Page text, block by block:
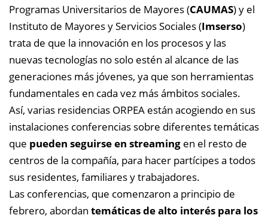
Programas Universitarios de Mayores (CAUMAS) y el
Instituto de Mayores y Servicios Sociales (Imserso)
trata de que la innovación en los procesos y las
nuevas tecnologías no solo estén al alcance de las
generaciones más jóvenes, ya que son herramientas
fundamentales en cada vez más ámbitos sociales.
Así, varias residencias ORPEA están acogiendo en sus
instalaciones conferencias sobre diferentes temáticas
que pueden seguirse en streaming en el resto de
centros de la compañía, para hacer partícipes a todos
sus residentes, familiares y trabajadores.
Las conferencias, que comenzaron a principio de
febrero, abordan temáticas de alto interés para los